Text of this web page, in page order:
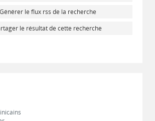
Générer le flux rss de la recherche
le résultat de cette recherche